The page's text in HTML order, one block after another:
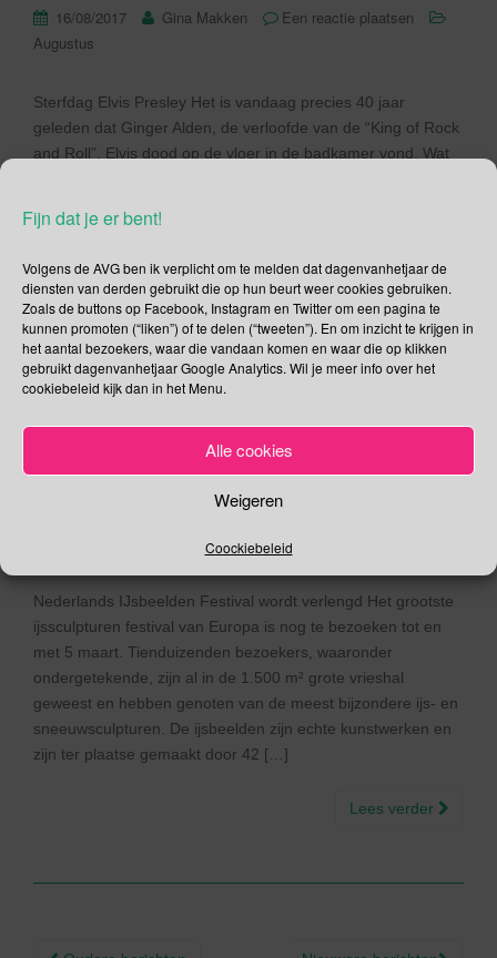
Fijn dat je er bent!
Volgens de AVG ben ik verplicht om te melden dat dagenvanhetjaar de
diensten van derden gebruikt die op hun beurt weer cookies gebruiken.
Zoals de buttons op Facebook, Instagram en Twitter om een pagina te
kunnen promoten (“liken”) of te delen (“tweeten”). En om inzicht te krijgen in
het aantal bezoekers, waar die vandaan komen en waar die op klikken
gebruikt dagenvanhetjaar Google Analytics. Wil je meer info over het
cookiebeleid kijk dan in het Menu.
Alle cookies
Weigeren
Coockiebeleid
16/08/2017 Gina Makken
Een reactie plaatsen
Augustus
Sterfdag Elvis Presley Het is vandaag precies 40 jaar
geleden dat Ginger Alden, de verloofde van de “King of Rock
and Roll”, Elvis dood op de vloer in de badkamer vond. Wat
nieuws sloeg wereldwijd […]
Lees verder
8 februari – IJsbeelden
Festival wordt verlengd
Gina Makken
Nederlands IJsbeelden Festival wordt verlengd Het grootste
ijssculpturen festival van Europa is nog te bezoeken tot en
met 5 maart. Tienduizenden bezoekers, waaronder
ondergetekende, zijn al in de 1.500 m² grote vrieshal
geweest en hebben genoten van de meest bijzondere ijs- en
sneeuwsculpturen. De ijsbeelden zijn echte kunstwerken en
zijn ter plaatse gemaakt door 42 […]
Lees verder